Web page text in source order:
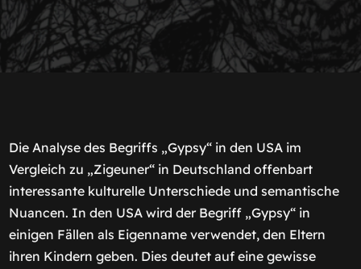
Die Analyse des Begriffs „Gypsy“ in den USA im
Vergleich zu „Zigeuner“ in Deutschland offenbart
interessante kulturelle Unterschiede und semantische
Nuancen. In den USA wird der Begriff „Gypsy“ in
einigen Fällen als Eigenname verwendet, den Eltern
ihren Kindern geben. Dies deutet auf eine gewisse